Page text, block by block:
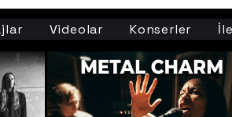
Videolar Konserler